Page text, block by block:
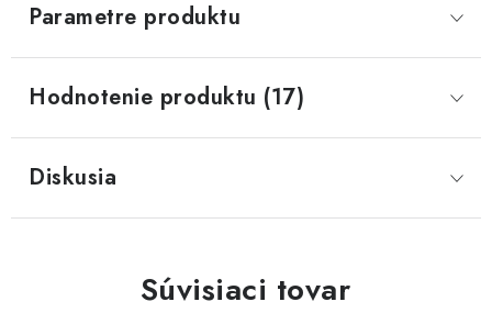
Parametre produktu
Hodnotenie produktu (17)
Diskusia
Súvisiaci tovar